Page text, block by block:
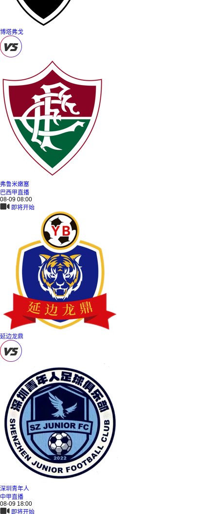
博塔弗戈
弗鲁米嫩塞
巴西甲直播
08-09 08:00
即将开始
延边龙鼎
深圳青年人
中甲直播
08-09 18:00
即将开始